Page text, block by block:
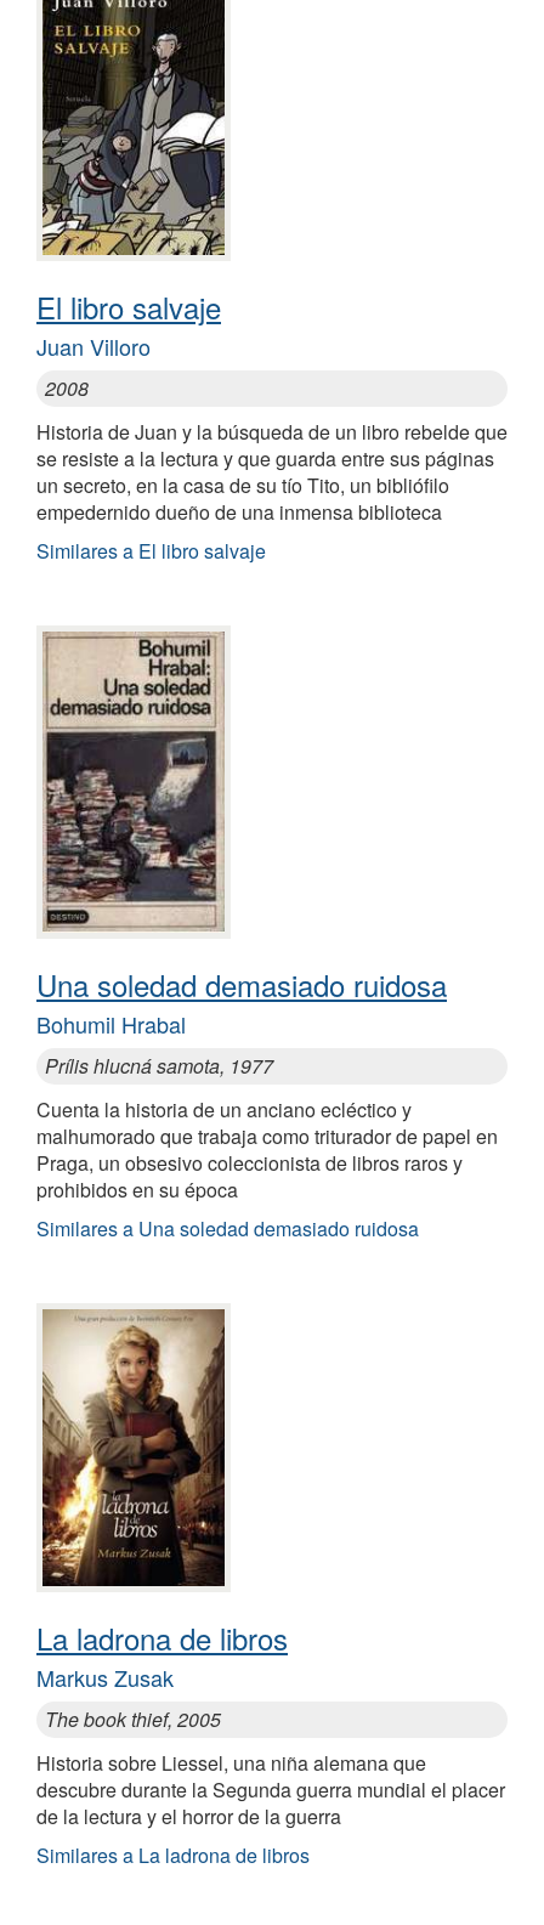
El libro salvaje
Juan Villoro
2008
Historia de Juan y la búsqueda de un libro rebelde que
se resiste a la lectura y que guarda entre sus páginas
un secreto, en la casa de su tío Tito, un bibliófilo
empedernido dueño de una inmensa biblioteca
Similares a El libro salvaje
Una soledad demasiado ruidosa
Bohumil Hrabal
Prílis hlucná samota, 1977
Cuenta la historia de un anciano ecléctico y
malhumorado que trabaja como triturador de papel en
Praga, un obsesivo coleccionista de libros raros y
prohibidos en su época
Similares a Una soledad demasiado ruidosa
La ladrona de libros
Markus Zusak
The book thief, 2005
Historia sobre Liessel, una niña alemana que
descubre durante la Segunda guerra mundial el placer
de la lectura y el horror de la guerra
Similares a La ladrona de libros